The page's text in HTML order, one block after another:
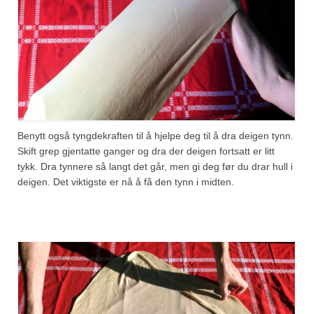
Benytt også tyngdekraften til å hjelpe deg til å dra deigen tynn.
Skift grep gjentatte ganger og dra der deigen fortsatt er litt
tykk. Dra tynnere så langt det går, men gi deg før du drar hull i
deigen. Det viktigste er nå å få den tynn i midten.